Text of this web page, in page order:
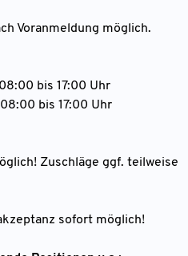
Voranmeldung möglich.
bis 17:00 Uhr
bis 17:00 Uhr
Zuschläge ggf. teilweise
sofort möglich!